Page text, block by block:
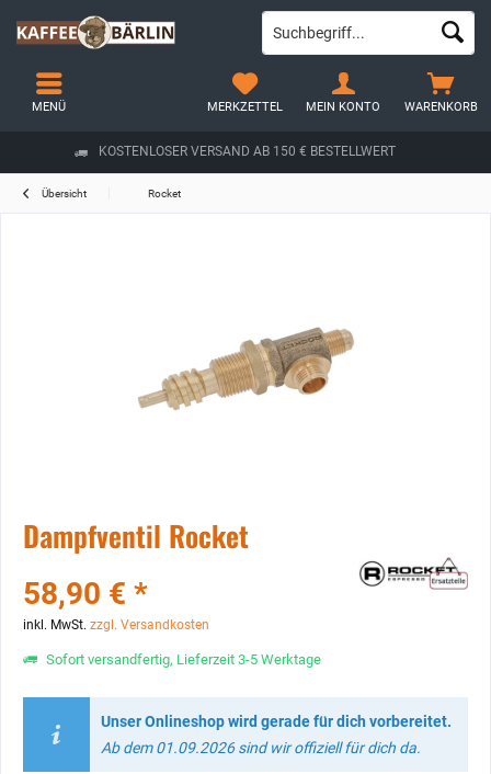
KOSTENLOSER VERSAND AB 150 € BESTELLWERT
WARENKORB
MERKZETTEL MEIN KONTO
MENÜ
Übersicht Rocket
Dampfventil Rocket
58,90 € *
inkl. MwSt. zzgl. Versandkosten
Sofort versandfertig, Lieferzeit 3-5 Werktage
Unser Onlineshop wird gerade für dich vorbereitet.
Ab dem 01.09.2026 sind wir offiziell für dich da.